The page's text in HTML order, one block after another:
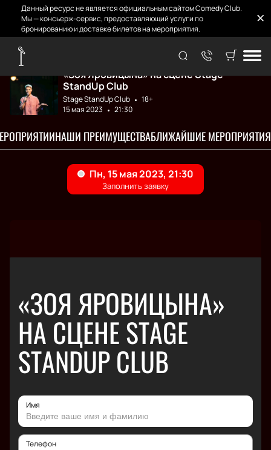
Данный ресурс не является официальным сайтом Comedy Club.
Мы — консьерж-сервис, предоставляющий услуги по
бронированию и доставке билетов на мероприятия.
Главная
«Зоя Яровицына» на сцене Stage
StandUp Club
Stage StandUp Club
18+
15 мая 2023
21:30
НАШИ ПРЕИМУЩЕСТВАБЛИЖАЙШИЕ МЕРОПРИЯТИЯ
«ЗОЯ ЯРОВИЦЫНА»
НА СЦЕНЕ STAGE
STANDUP CLUB
Имя
Телефон